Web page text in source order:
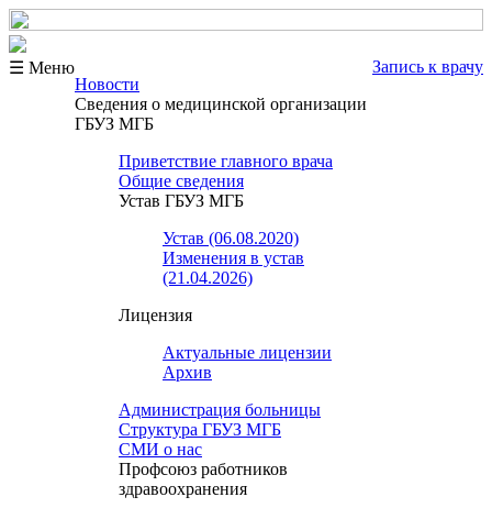
☰ Меню
Запись к врачу
Новости
Сведения о медицинской организации
ГБУЗ МГБ
Приветствие главного врача
Общие сведения
Устав ГБУЗ МГБ
Устав (06.08.2020)
Изменения в устав
(21.04.2026)
Лицензия
Актуальные лицензии
Архив
Администрация больницы
Структура ГБУЗ МГБ
СМИ о нас
Профсоюз работников
здравоохранения